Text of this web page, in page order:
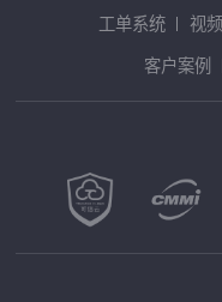
工单系统
视
客户案例